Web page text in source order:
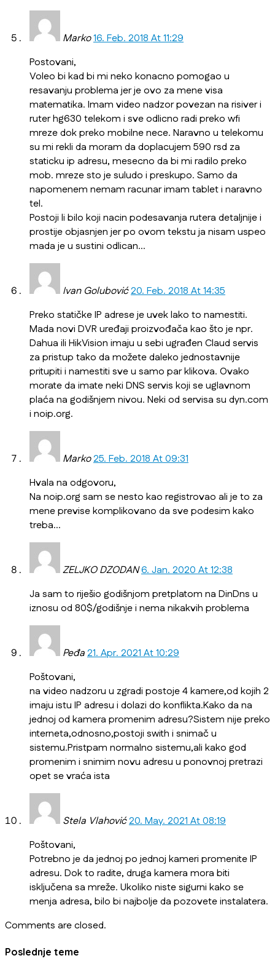
Marko16. Feb. 2018 At 11:29
Postovani,
Voleo bi kad bi mi neko konacno pomogao u
resavanju problema jer je ovo za mene visa
matematika. Imam video nadzor povezan na risiver i
ruter hg630 telekom i sve odlicno radi preko wfi
mreze dok preko mobilne nece. Naravno u telekomu
su mi rekli da moram da doplacujem 590 rsd za
staticku ip adresu, mesecno da bi mi radilo preko
mob. mreze sto je suludo i preskupo. Samo da
napomenem nemam racunar imam tablet i naravno
tel.
Postoji li bilo koji nacin podesavanja rutera detaljnije i
prostije objasnjen jer po ovom tekstu ja nisam uspeo
mada je u sustini odlican…
Ivan Golubović20. Feb. 2018 At 14:35
Preko statičke IP adrese je uvek lako to namestiti.
Mada novi DVR uređaji proizvođača kao što je npr.
Dahua ili HikVision imaju u sebi ugrađen Claud servis
za pristup tako da možete daleko jednostavnije
pritupiti i namestiti sve u samo par klikova. Ovako
morate da imate neki DNS servis koji se uglavnom
plaća na godišnjem nivou. Neki od servisa su dyn.com
i noip.org.
Marko25. Feb. 2018 At 09:31
Hvala na odgovoru,
Na noip.org sam se nesto kao registrovao ali je to za
mene previse komplikovano da sve podesim kako
treba…
ZELJKO DZODAN6. Jan. 2020 At 12:38
Ja sam to riješio godišnjom pretplatom na DinDns u
iznosu od 80$/godišnje i nema nikakvih problema
Peđa21. Apr. 2021 At 10:29
Poštovani,
na video nadzoru u zgradi postoje 4 kamere,od kojih 2
imaju istu IP adresu i dolazi do konflikta.Kako da na
jednoj od kamera promenim adresu?Sistem nije preko
interneta,odnosno,postoji swith i snimač u
sistemu.Pristpam normalno sistemu,ali kako god
promenim i snimim novu adresu u ponovnoj pretrazi
opet se vraća ista
Stela Vlahović20. May. 2021 At 08:19
Poštovani,
Potrebno je da jednoj po jednoj kameri promenite IP
adresu. Dok to radite, druga kamera mora biti
isključena sa mreže. Ukoliko niste sigurni kako se
menja adresa, bilo bi najbolje da pozovete instalatera.
Comments are closed.
Poslednje teme